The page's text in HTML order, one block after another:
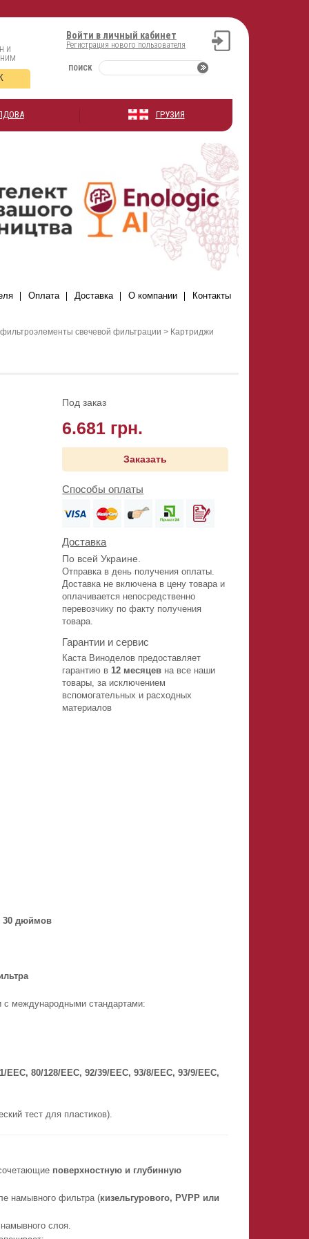
Войти в личный кабинет
Регистрация нового пользователя
ПОИСК
и
ГРУЗИЯ
Оплата Доставка О компании Контакты
свечевой фильтрации > Картриджи
Под заказ
6.681 грн.
Заказать
Способы оплаты
Доставка
По всей Украине.
Отправка в день получения оплаты.
Доставка не включена в цену товара и
оплачивается непосредственно
перевозчику по факту получения
товара.
Гарантии и сервис
Каста Виноделов предоставляет
гарантию в12 месяцев на все наши
товары, за исключением
вспомогательных и расходных
материалов
30 дюймов
с международными стандартами:
EEC, 80/128/EEC, 92/39/EEC, 93/8/EEC, 93/9/EEC,
тест для пластиков).
поверхностную и глубинную
намывного фильтра (кизельгурового, PVPP или
слоя.